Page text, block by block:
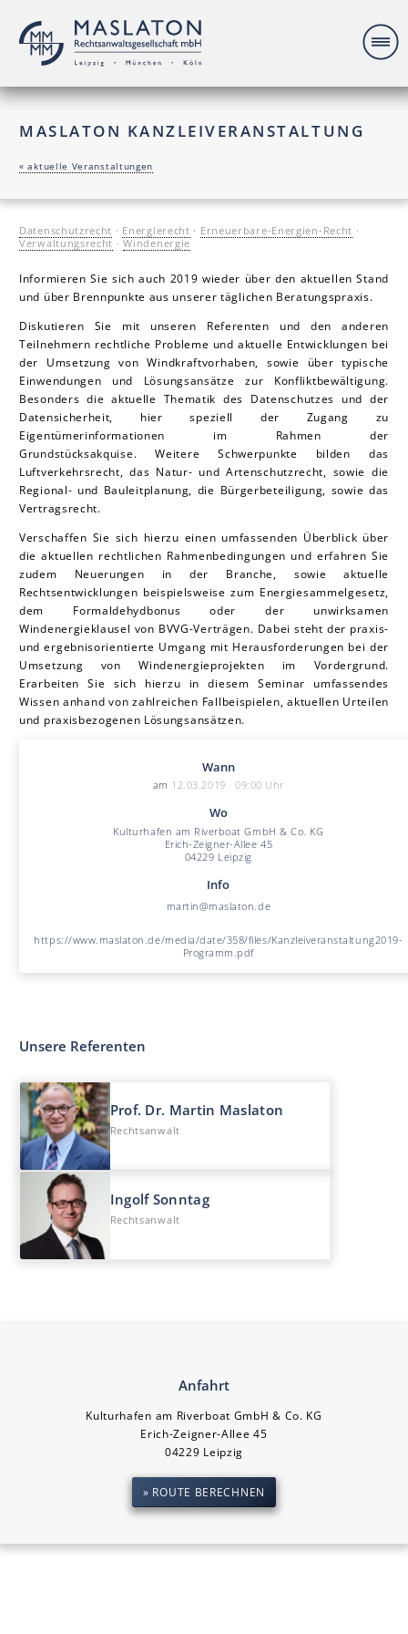
MAS LA TON KANZLEIVERANSTALTUNG
« aktuelle Veranstaltungen
Datenschutzrecht · Energierecht · Erneuerbare-Energien-Recht ·
Verwaltungsrecht ·Windenergie
Informieren Sie sich auch 2019 wieder über den aktuellen Stand
und über Brennpunkte aus unserer täglichen Beratungspraxis.
Diskutieren Sie mit unseren Referenten und den anderen
Teilnehmern rechtliche Probleme und aktuelle Entwicklungen bei
der Umsetzung von Windkraftvorhaben, sowie über typische
Einwendungen und Lösungsansätze zur Konfliktbewältigung.
Besonders die aktuelle Thematik des Datenschutzes und der
Datensicherheit, hier speziell der Zugang zu
Eigentümerinformationen im Rahmen der
Grundstücksakquise.Weitere Schwerpunkte bilden das
Luftverkehrsrecht, das Natur- und Artenschutzrecht, sowie die
Regional- und Bauleitplanung, die Bürgerbeteiligung, sowie das
Vertragsrecht.
Verschaffen Sie sich hierzu einen umfassenden Überblick über
die aktuellen rechtlichen Rahmenbedingungen und erfahren Sie
zudem Neuerungen in der Branche, sowie aktuelle
Rechtsentwicklungen beispielsweise zum Energiesammelgesetz,
dem Formaldehydbonus oder der unwirksamen
Windenergieklausel von BVVG-Verträgen. Dabei steht der praxis-
und ergebnisorientierte Umgang mit Herausforderungen bei der
Umsetzung von Windenergieprojekten im Vordergrund.
Erarbeiten Sie sich hierzu in diesem Seminar umfassendes
Wissen anhand von zahlreichen Fallbeispielen, aktuellen Urteilen
und praxisbezogenen Lösungsansätzen.
Wann
am 12.03.2019 · 09:00 Uhr
Wo
Kulturhafen am Riverboat GmbH & Co. KG
Erich-Zeigner-Allee 45
04229 Leipzig
Info
martin@maslaton.de
https://www.maslaton.de/media/date/358/files/Kanzleiveranstaltung2019-
Programm.pdf
Unsere Referenten
Prof. Dr. Martin Mas la ton
Rechtsanwalt
Ingolf Sonntag
Rechtsanwalt
Anfahrt
Kulturhafen am Riverboat GmbH & Co. KG
Erich-Zeigner-Allee 45
04229 Leipzig
» ROUTE BERECHNEN